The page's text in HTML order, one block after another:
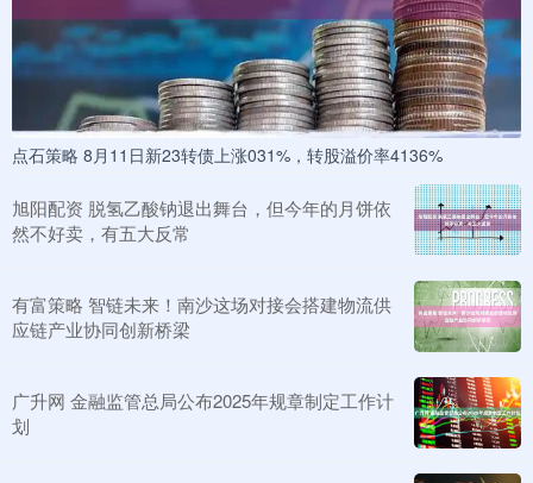
点石策略 8月11日新23转债上涨031%，转股溢价率4136%
旭阳配资 脱氢乙酸钠退出舞台，但今年的月饼依
然不好卖，有五大反常
有富策略 智链未来！南沙这场对接会搭建物流供
应链产业协同创新桥梁
广升网 金融监管总局公布2025年规章制定工作计
划